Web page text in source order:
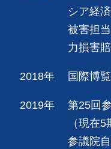
シア経
被害担
力損害
2018年 国際博
2019年
第25回
（現在5
参議院